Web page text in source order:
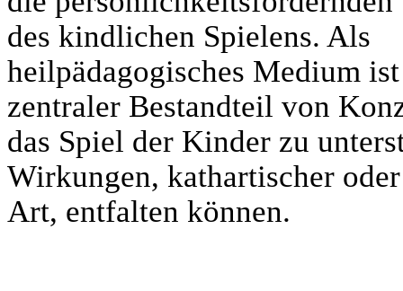
des kindlichen Spielens. Als
heilpädagogisches Medium
zentraler Bestandteil von
das Spiel der Kinder zu
Wirkungen, kathartischer
Art, entfalten können.